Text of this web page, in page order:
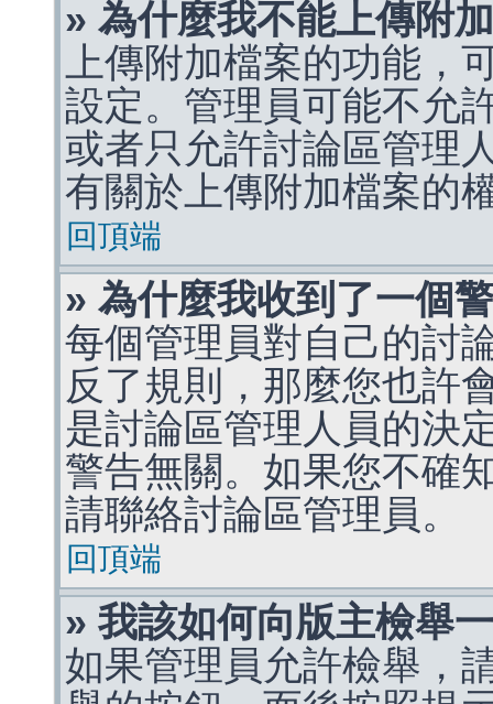
» 為什麼我不能上傳附
上傳附加檔案的功能，
設定。管理員可能不允
或者只允許討論區管理
有關於上傳附加檔案的
回頂端
» 為什麼我收到了一個
每個管理員對自己的討
反了規則，那麼您也許
是討論區管理人員的決
警告無關。如果您不確
請聯絡討論區管理員。
回頂端
» 我該如何向版主檢舉
如果管理員允許檢舉，